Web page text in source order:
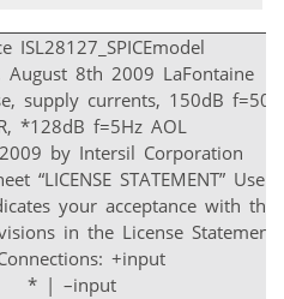
ISL28127_SPICEmodel
August 8th 2009 LaFontaine
supply currents, 150dB
*128dB f=5Hz AOL
by Intersil Corporation
“LICENSE STATEMENT” Use
your acceptance with the
in the License Statement.
+input
* | –input